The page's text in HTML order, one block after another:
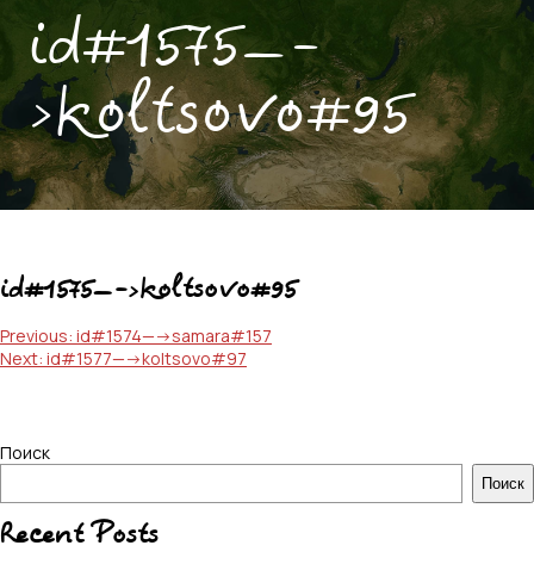
id#1575—-
>koltsovo#95
id#1575—->koltsovo#95
Навигация
по
Previous: id#1574—->samara#157
Next: id#1577—->koltsovo#97
Поиск
Поиск
Recent Posts